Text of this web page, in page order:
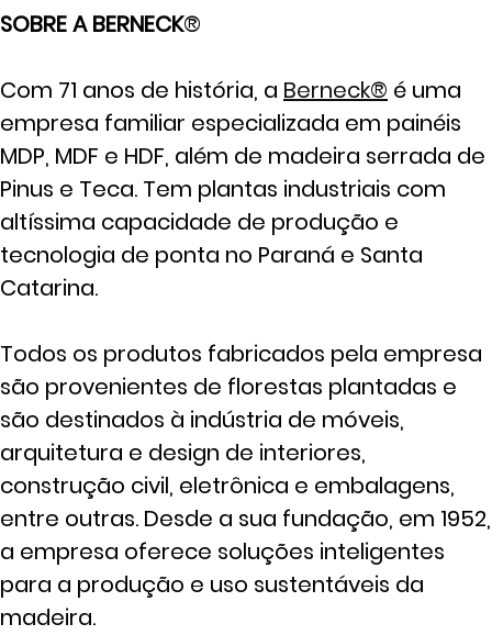
SOBRE A BERNECK®
Com 71 anos de história, a Berneck® é uma
empresa familiar especializada em painéis
MDP, MDF e HDF, além de madeira serrada de
Pinus e Teca. Tem plantas industriais com
altíssima capacidade de produção e
tecnologia de ponta no Paraná e Santa
Catarina.
Todos os produtos fabricados pela empresa
são provenientes de florestas plantadas e
são destinados à indústria de móveis,
arquitetura e design de interiores,
construção civil, eletrônica e embalagens,
entre outras. Desde a sua fundação, em 1952,
a empresa oferece soluções inteligentes
para a produção e uso sustentáveis da
madeira.